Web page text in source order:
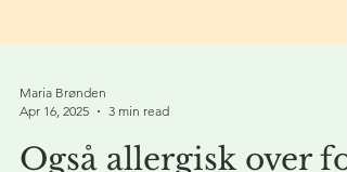
Apr 16, 2025
3 min read